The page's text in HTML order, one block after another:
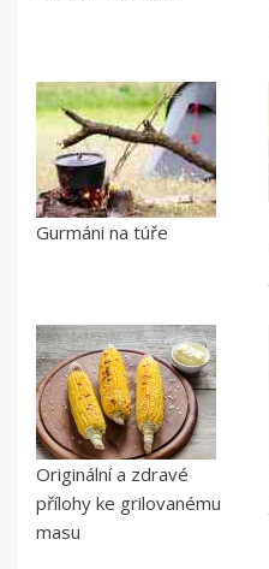
Gurmáni na túře
Originální a zdravé
přílohy ke grilovanému
masu